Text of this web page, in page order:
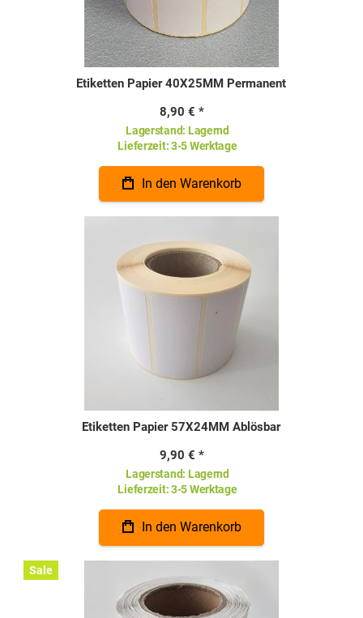
Etiketten Papier 40X25MM Permanent
8,90 €
Lagerstand: Lagernd
Lieferzeit:3-5 Werktage
In den Warenkorb
Etiketten Papier 57X24MM Ablösbar
9,90 €
Lagerstand: Lagernd
Lieferzeit:3-5 Werktage
In den Warenkorb
Sale